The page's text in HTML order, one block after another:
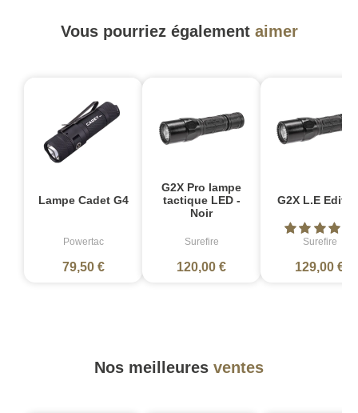
Vous pourriez également aimer
Lampe Cadet G4
Powertac
79,50 €
G2X Pro lampe
tactique LED -
Noir
Surefire
120,00 €
G2X L.E
Surefire
129,00 €
Nos meilleures ventes